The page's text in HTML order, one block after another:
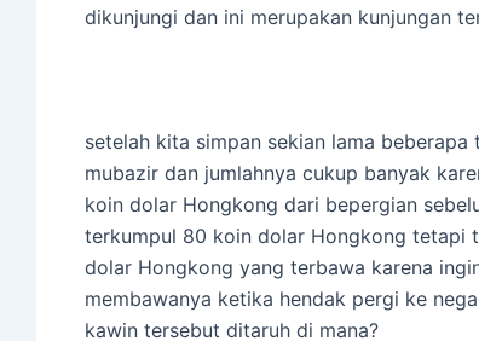
dikunjungi dan ini merupakan kunjungan
setelah kita simpan sekian lama
mubazir dan jumlahnya cukup banyak
koin dolar Hongkong dari bepergian
terkumpul 80 koin dolar Hongkong tetapi
dolar Hongkong yang terbawa karena
membawanya ketika hendak pergi ke
kawin tersebut ditaruh di mana?